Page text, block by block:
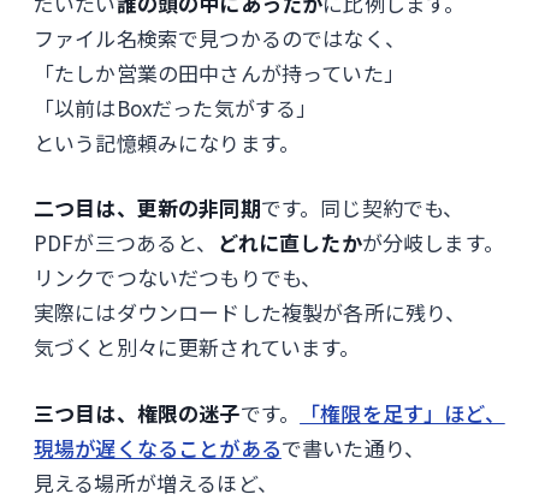
ファイル名検索で見つかるのではなく、
「たしか営業の田中さんが持っていた」
「以前はBoxだった気がする」
という記憶頼みになります。
二つ目は、更新の非同期です。同じ契約でも、
PDFが三つあると、 どれに直したかが分岐します。
リンクでつないだつもりでも、
実際にはダウンロードした複製が各所に残り、
気づくと別々に更新されています。
三つ目は、権限の迷子です。
「権限を足す」ほど、
現場が遅くなることがあるで書いた通り、
見える場所が増えるほど、